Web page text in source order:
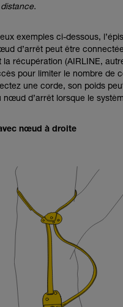
exemples ci-dessous,
d’arrêt peut être
la récupération (AIRLINE,
pour limiter le nombre de
une corde, son poids
nœud d’arrêt lorsque le
nœud à droite